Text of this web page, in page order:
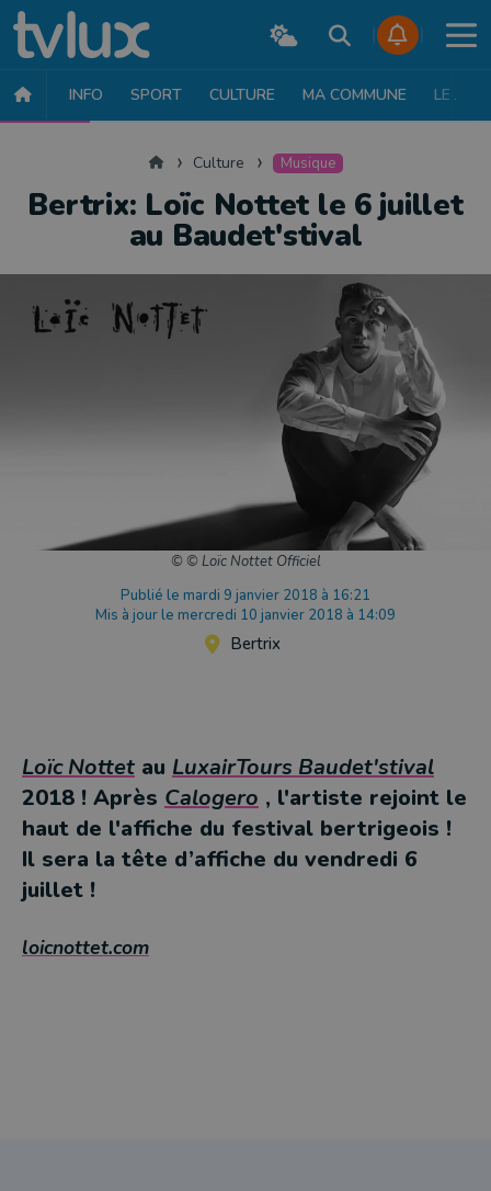
INFO SPORT CULTURE MA COMMUNE LE JT
AccueilCulture Musique
Bertrix: Loïc Nottet le 6 juillet
au Baudet'stival
© © Loïc Nottet Officiel
Publié le mardi 9 janvier 2018 à 16:21
Mis à jour le mercredi 10 janvier 2018 à 14:09
Bertrix
Loïc Nottet au LuxairTours Baudet'stival
2018 ! Après Calogero , l'artiste rejoint le
haut de l'affiche du festival bertrigeois !
Il sera la tête d’affiche du vendredi 6
juillet !
loicnottet.com